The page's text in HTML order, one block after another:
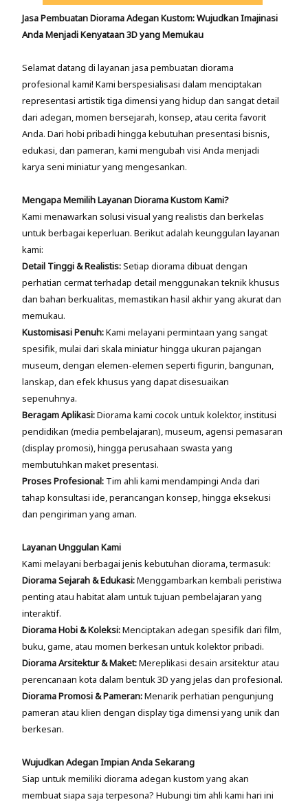
Jasa Pembuatan Diorama Adegan Kustom: Wujudkan Imajinasi
Anda Menjadi Kenyataan 3D yang Memukau
Selamat datang di layanan jasa pembuatan diorama
profesional kami! Kami berspesialisasi dalam menciptakan
representasi artistik tiga dimensi yang hidup dan sangat detail
dari adegan, momen bersejarah, konsep, atau cerita favorit
Anda. Dari hobi pribadi hingga kebutuhan presentasi bisnis,
edukasi, dan pameran, kami mengubah visi Anda menjadi
karya seni miniatur yang mengesankan.
Mengapa Memilih Layanan Diorama Kustom Kami?
Kami menawarkan solusi visual yang realistis dan berkelas
untuk berbagai keperluan. Berikut adalah keunggulan layanan
kami:
Detail Tinggi & Realistis:Setiap diorama dibuat dengan
perhatian cermat terhadap detail menggunakan teknik khusus
dan bahan berkualitas, memastikan hasil akhir yang akurat dan
memukau.
Kustomisasi Penuh:Kami melayani permintaan yang sangat
spesifik, mulai dari skala miniatur hingga ukuran pajangan
museum, dengan elemen-elemen seperti figurin, bangunan,
lanskap, dan efek khusus yang dapat disesuaikan
sepenuhnya.
Beragam Aplikasi:Diorama kami cocok untuk kolektor, institusi
pendidikan (media pembelajaran), museum, agensi pemasaran
(display promosi), hingga perusahaan swasta yang
membutuhkan maket presentasi.
Proses Profesional: Tim ahli kami mendampingi Anda dari
tahap konsultasi ide, perancangan konsep, hingga eksekusi
dan pengiriman yang aman.
Layanan Unggulan Kami
Kami melayani berbagai jenis kebutuhan diorama, termasuk:
Diorama Sejarah & Edukasi:Menggambarkan kembali peristiwa
penting atau habitat alam untuk tujuan pembelajaran yang
interaktif.
Diorama Hobi & Koleksi:Menciptakan adegan spesifik dari film,
buku, game, atau momen berkesan untuk kolektor pribadi.
Diorama Arsitektur & Maket:Mereplikasi desain arsitektur atau
perencanaan kota dalam bentuk 3D yang jelas dan profesional.
Diorama Promosi & Pameran:Menarik perhatian pengunjung
pameran atau klien dengan display tiga dimensi yang unik dan
berkesan.
Wujudkan Adegan Impian Anda Sekarang
Siap untuk memiliki diorama adegan kustom yang akan
membuat siapa saja terpesona? Hubungi tim ahli kami hari ini